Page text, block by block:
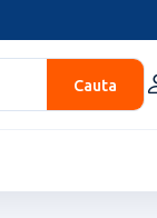
Cauta